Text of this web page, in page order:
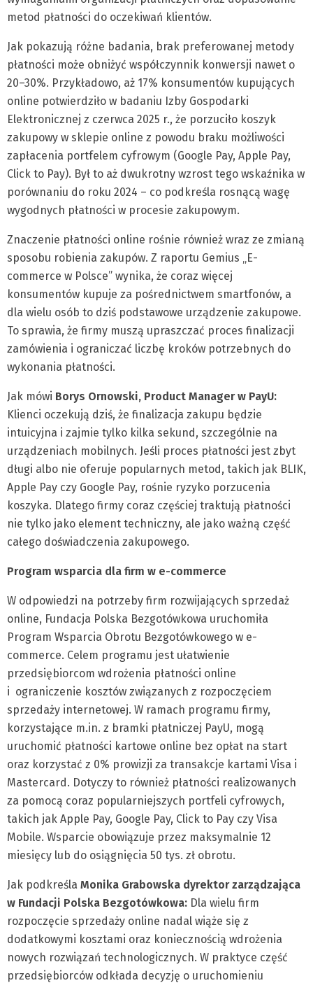
metod płatności do oczekiwań klientów.
Jak pokazują różne badania, brak preferowanej metody
płatności może obniżyć współczynnik konwersji nawet o
20–30%. Przykładowo, aż 17% konsumentów kupujących
online potwierdziło w badaniu Izby Gospodarki
Elektronicznej z czerwca 2025 r., że porzuciło koszyk
zakupowy w sklepie online z powodu braku możliwości
zapłacenia portfelem cyfrowym (Google Pay, Apple Pay,
Click to Pay). Był to aż dwukrotny wzrost tego wskaźnika w
porównaniu do roku 2024 – co podkreśla rosnącą wagę
wygodnych płatności w procesie zakupowym.
Znaczenie płatności online rośnie również wraz ze zmianą
sposobu robienia zakupów. Z raportu Gemius „E-
commerce w Polsce” wynika, że coraz więcej
konsumentów kupuje za pośrednictwem smartfonów, a
dla wielu osób to dziś podstawowe urządzenie zakupowe.
To sprawia, że firmy muszą upraszczać proces finalizacji
zamówienia i ograniczać liczbę kroków potrzebnych do
wykonania płatności.
Jak mówi Borys Ornowski, Product Manager w PayU:
Klienci oczekują dziś, że finalizacja zakupu będzie
intuicyjna i zajmie tylko kilka sekund, szczególnie na
urządzeniach mobilnych. Jeśli proces płatności jest zbyt
długi albo nie oferuje popularnych metod, takich jak BLIK,
Apple Pay czy Google Pay, rośnie ryzyko porzucenia
koszyka. Dlatego firmy coraz częściej traktują płatności
nie tylko jako element techniczny, ale jako ważną część
całego doświadczenia zakupowego.
Program wsparcia dla firm w e-commerce
W odpowiedzi na potrzeby firm rozwijających sprzedaż
online, Fundacja Polska Bezgotówkowa uruchomiła
Program Wsparcia Obrotu Bezgotówkowego w e-
commerce. Celem programu jest ułatwienie
przedsiębiorcom wdrożenia płatności online
i ograniczenie kosztów związanych z rozpoczęciem
sprzedaży internetowej. W ramach programu firmy,
korzystające m.in. z bramki płatniczej PayU, mogą
uruchomić płatności kartowe online bez opłat na start
oraz korzystać z 0% prowizji za transakcje kartami Visa i
Mastercard. Dotyczy to również płatności realizowanych
za pomocą coraz popularniejszych portfeli cyfrowych,
takich jak Apple Pay, Google Pay, Click to Pay czy Visa
Mobile. Wsparcie obowiązuje przez maksymalnie 12
miesięcy lub do osiągnięcia 50 tys. zł obrotu.
Jak podkreśla Monika Grabowska dyrektor zarządzająca
w Fundacji Polska Bezgotówkowa: Dla wielu firm
rozpoczęcie sprzedaży online nadal wiąże się z
dodatkowymi kosztami oraz koniecznością wdrożenia
nowych rozwiązań technologicznych. W praktyce część
przedsiębiorców odkłada decyzję o uruchomieniu